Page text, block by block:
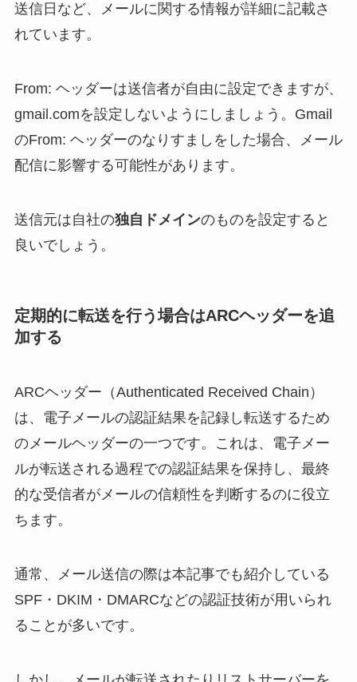
送信日など、メールに関する情報が詳細に記載さ
れています。
From: ヘッダーは送信者が自由に設定できますが、
gmail.comを設定しないようにしましょう。Gmail
のFrom: ヘッダーのなりすましをした場合、メール
配信に影響する可能性があります。
送信元は自社の独自ドメインのものを設定すると
良いでしょう。
定期的に転送を行う場合はARCヘッダーを追
加する
ARCヘッダー（Authenticated Received Chain）
は、電子メールの認証結果を記録し転送するため
のメールヘッダーの一つです。これは、電子メー
ルが転送される過程での認証結果を保持し、最終
的な受信者がメールの信頼性を判断するのに役立
ちます。
通常、メール送信の際は本記事でも紹介している
SPF・DKIM・DMARCなどの認証技術が用いられ
ることが多いです。